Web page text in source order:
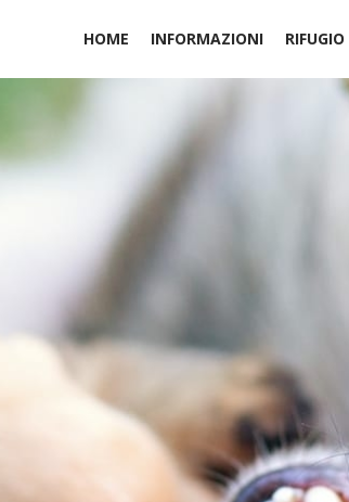
HOME INFORMAZIONI RIFUGIO